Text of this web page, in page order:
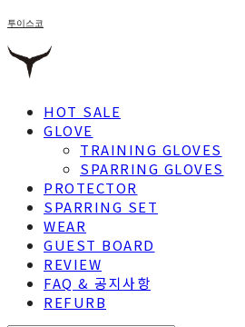
투이스코
HOT SALE
GLOVE
TRAINING GLOVES
SPARRING GLOVES
PROTECTOR
SPARRING SET
WEAR
GUEST BOARD
REVIEW
FAQ & 공지사항
REFURB